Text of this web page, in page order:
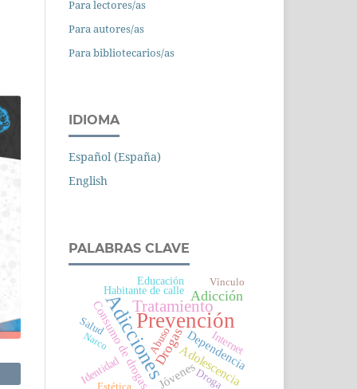
Para lectores/as
Para autores/as
Para bibliotecarios/as
IDIOMA
Español (España)
English
PALABRAS CLAVE
Prevención
Adicciones
Tratamiento
Adicción
DrogasAdolescencia
Consumo de drogas Dependencia
Jóvenes
Habitante de calle
Internet
Identidad Droga
Salud
Educación
Abuso
Estética
Narco
Vínculo